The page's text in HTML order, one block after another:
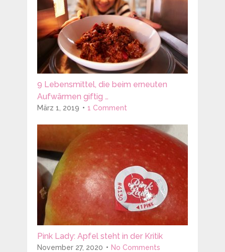
9 Lebensmittel, die beim erneuten
Aufwärmen giftig …
März 1, 2019 1 Comment
Pink Lady: Apfel steht in der Kritik
November 27, 2020 No Comments